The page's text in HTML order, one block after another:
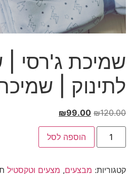
שמיכת ג'רסי |
לתינוק |
₪120.00
המחיר
המקורי
היה:
₪120.00.
₪99.00
הנוכחי
הוא:
₪99.00.
כמות
שמיכת
שמיכה
הוספה לסל
קטגוריות: מבצעים, מצעים וטקסטיל